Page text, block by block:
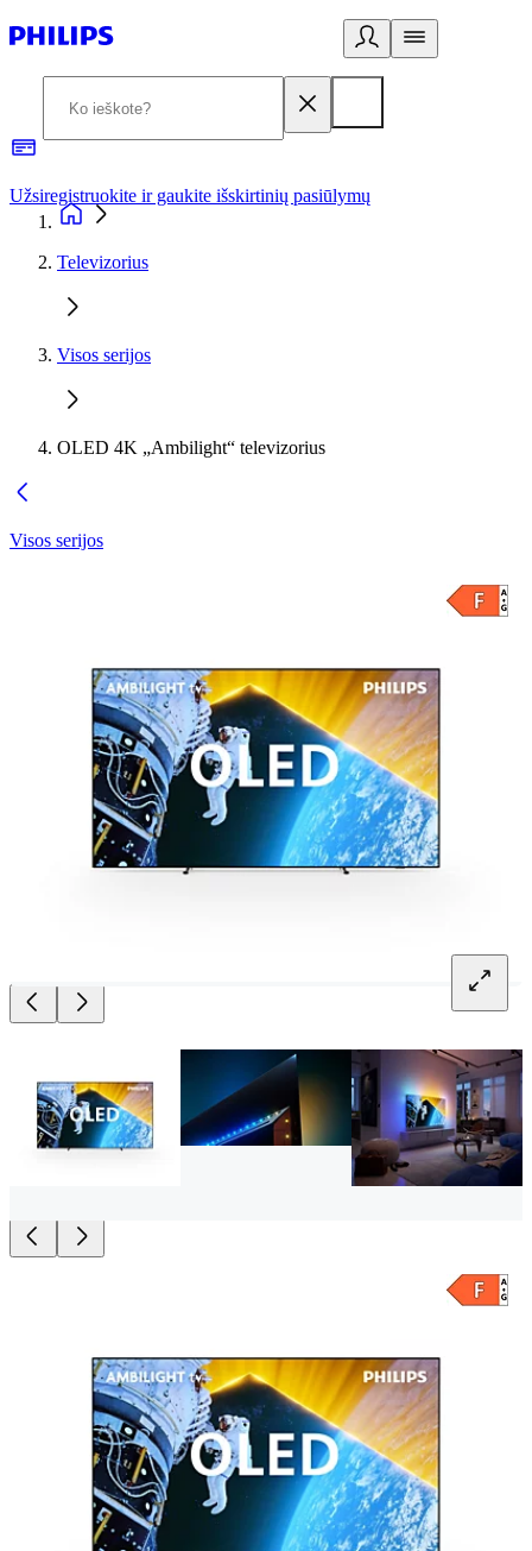
Užsiregistruokite ir gaukite išskirtinių pasiūlymų
Televizorius
Visos serijos
OLED 4K „Ambilight“ televizorius
Visos serijos